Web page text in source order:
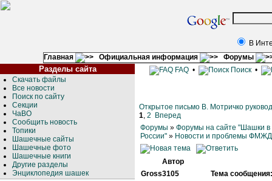
В
Главная
Официальная информация Форумы
Разделы сайта
Скачать файлы
Все новости
Поиск по сайту
Секции
ЧаВО
Сообщить новость
Топики
Шашечные сайты
Шашечные фото
Шашечные книги
Другие разделы
Энциклопедия шашек
FAQ • Поиск •
Открытое письмо В. Мотричко
1, 2
Вперед
Форумы » Форумы на сайте "Шашки в
России" » Новости и проблемы
Автор
Gross3105
Тема сообщения: